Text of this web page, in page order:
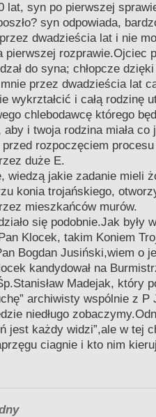
lat, syn po pierwszej
syn odpowiada,
dwadzieścia lat i nie
pierwszej rozprawie.Ojciec
do syna; chłopcze
przez dwadzieścia lat
wykrztałcić i całą rodzinę
chlebodawcę którego
aby i twoja rodzina miała
rozpoczęciem
duże E.
wiedzą jakie zadanie mieli
konia trojańskiego,
mieszkańców murów.
się podobnie.Jak były
Klocek, takim Koniem
Bogdan Jusiński,wiem o
kandydował na
Madejak, który
archiwisty wspólnie z
niedługo
jest każdy widzi”,ale w tej
ciagnie i kto nim